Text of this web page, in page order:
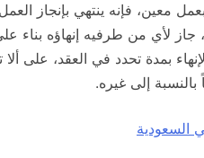
معين، فإنه ينتهي بإنجاز
جاز لأي من طرفيه إنهاؤه
بمدة تحدد في العقد، على
بالنسبة إلى غيره.
السعودية